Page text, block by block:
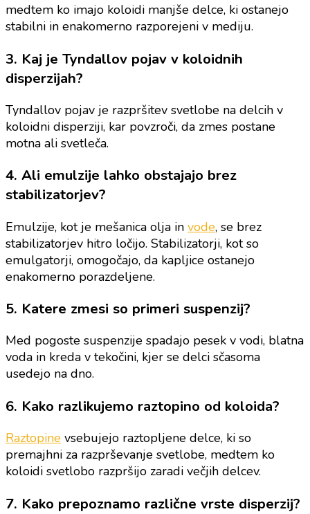
medtem ko imajo koloidi manjše delce, ki ostanejo
stabilni in enakomerno razporejeni v mediju.
3. Kaj je Tyndallov pojav v koloidnih
disperzijah?
Tyndallov pojav je razpršitev svetlobe na delcih v
koloidni disperziji, kar povzroči, da zmes postane
motna ali svetleča.
4. Ali emulzije lahko obstajajo brez
stabilizatorjev?
Emulzije, kot je mešanica olja in vode, se brez
stabilizatorjev hitro ločijo. Stabilizatorji, kot so
emulgatorji, omogočajo, da kapljice ostanejo
enakomerno porazdeljene.
5. Katere zmesi so primeri suspenzij?
Med pogoste suspenzije spadajo pesek v vodi, blatna
voda in kreda v tekočini, kjer se delci sčasoma
usedejo na dno.
6. Kako razlikujemo raztopino od koloida?
Raztopine vsebujejo raztopljene delce, ki so
premajhni za razprševanje svetlobe, medtem ko
koloidi svetlobo razpršijo zaradi večjih delcev.
7. Kako prepoznamo različne vrste disperzij?